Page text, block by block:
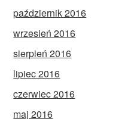
październik 2016
wrzesień 2016
sierpień 2016
lipiec 2016
czerwiec 2016
maj 2016